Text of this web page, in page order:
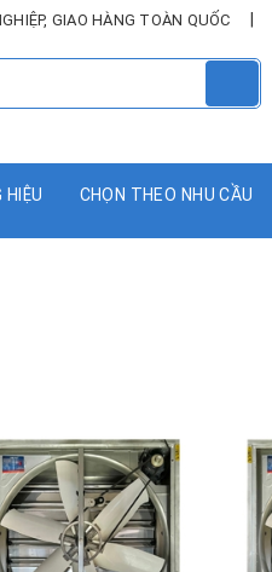
GIAO HÀNG TOÀN QUỐC
CHỌN THEO NHU CẦU